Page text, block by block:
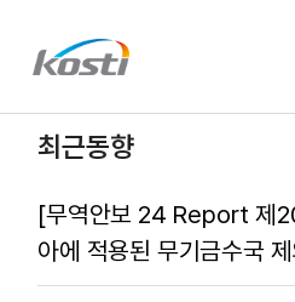
KOSTI 메인 페이
최근동향
[무역안보 24 Report 제
아에 적용된 무기금수국